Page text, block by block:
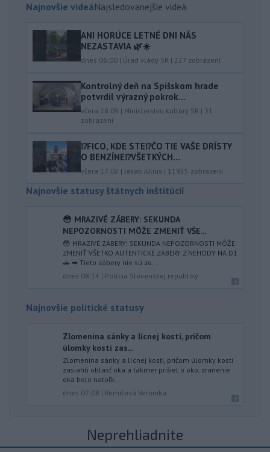
Najnovšie videáNajsledovanejšie videá
ANI HORÚCE LETNÉ DNI NÁS
NEZASTAVIA 🌿☀️
dnes 06:00 | Úrad vlády SR | 227 zobrazení
Kontrolný deň na Spišskom hrade
potvrdil výrazný pokrok...
včera 18:09 | Ministerstvo kultúry SR | 31
zobrazení
⁉️FICO, KDE STE⁉️ČO TIE VAŠE DRÍSTY
O BENZÍNE⁉️VŠETKÝCH...
včera 17:02 |Jakab Július | 11925 zobrazení
Najnovšie statusy štátnych inštitúcií
😳 MRAZIVÉ ZÁBERY: SEKUNDA
NEPOZORNOSTI MÔŽE ZMENIŤ VŠE...
😳 MRAZIVÉ ZÁBERY: SEKUNDA NEPOZORNOSTI MÔŽE
ZMENIŤ VŠETKO AUTENTICKÉ ZÁBERY Z NEHODY NA D1
🚗 ➡ Tieto zábery nie sú zo...
dnes 08:14 | Polícia Slovenskej republiky
Najnovšie politické statusy
Zlomenina sánky a lícnej kosti, pričom
úlomky kosti zas...
Zlomenina sánky a lícnej kosti, pričom úlomky kosti
zasiahli oblasť oka a takmer prišiel o oko, zranenie
oka bolo natoľk...
dnes 07:08 | Remišová Veronika
Neprehliadnite